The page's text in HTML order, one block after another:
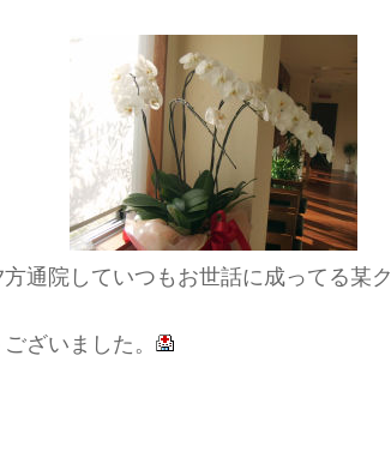
していつもお世話に成ってる某ク
ざいました。